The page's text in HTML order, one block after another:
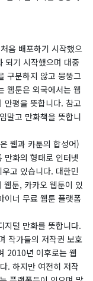
음 배포하기 시작했으
되기 시작했으며 대중
구분하지 않고 뭉뚱그
웹툰은 외국에서는 웹
평을 뜻합니다. 참고
고 만화책을 뜻합니
웹과 카툰의 합성어)
만화의 형태로 인터넷
고 있습니다. 대한민
툰, 카카오 웹툰이 있
이너 무료 웹툰 플랫폼
지털 만화를 뜻합니다.
작가들의 저작권 보호
2010년 이후로는 웹
. 하지만 여전히 저작